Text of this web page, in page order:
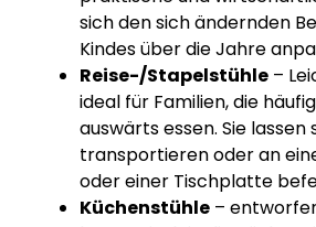
sich den sich ändernden
Kindes über die Jahre
Reise-/Stapelstühle –
ideal für Familien, die
auswärts essen. Sie lassen
transportieren oder an
oder einer Tischplatte
Küchenstühle –